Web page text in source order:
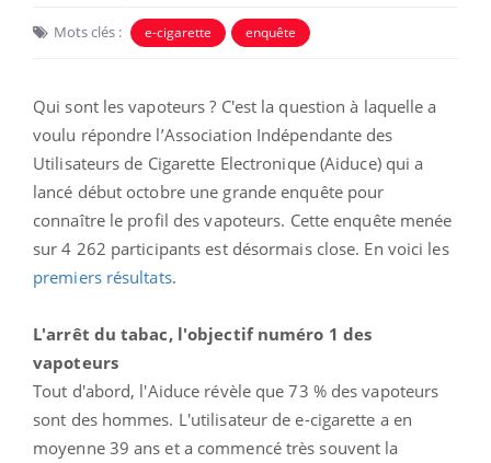
Mots clés : e-cigarette enquête
Qui sont les vapoteurs ? C'est la question à laquelle a
voulu répondre l’Association Indépendante des
Utilisateurs de Cigarette Electronique (Aiduce) qui a
lancé début octobre une grande enquête pour
connaître le profil des vapoteurs. Cette enquête menée
sur 4 262 participants est désormais close. En voici les
premiers résultats.
L'arrêt du tabac, l'objectif numéro 1 des
vapoteurs
Tout d'abord, l'Aiduce révèle que 73 % des vapoteurs
sont des hommes. L'utilisateur de e-cigarette a en
moyenne 39 ans et a commencé très souvent la